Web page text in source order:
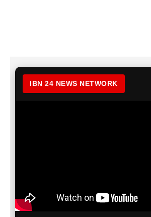
IBN 24 NEWS NETWORK